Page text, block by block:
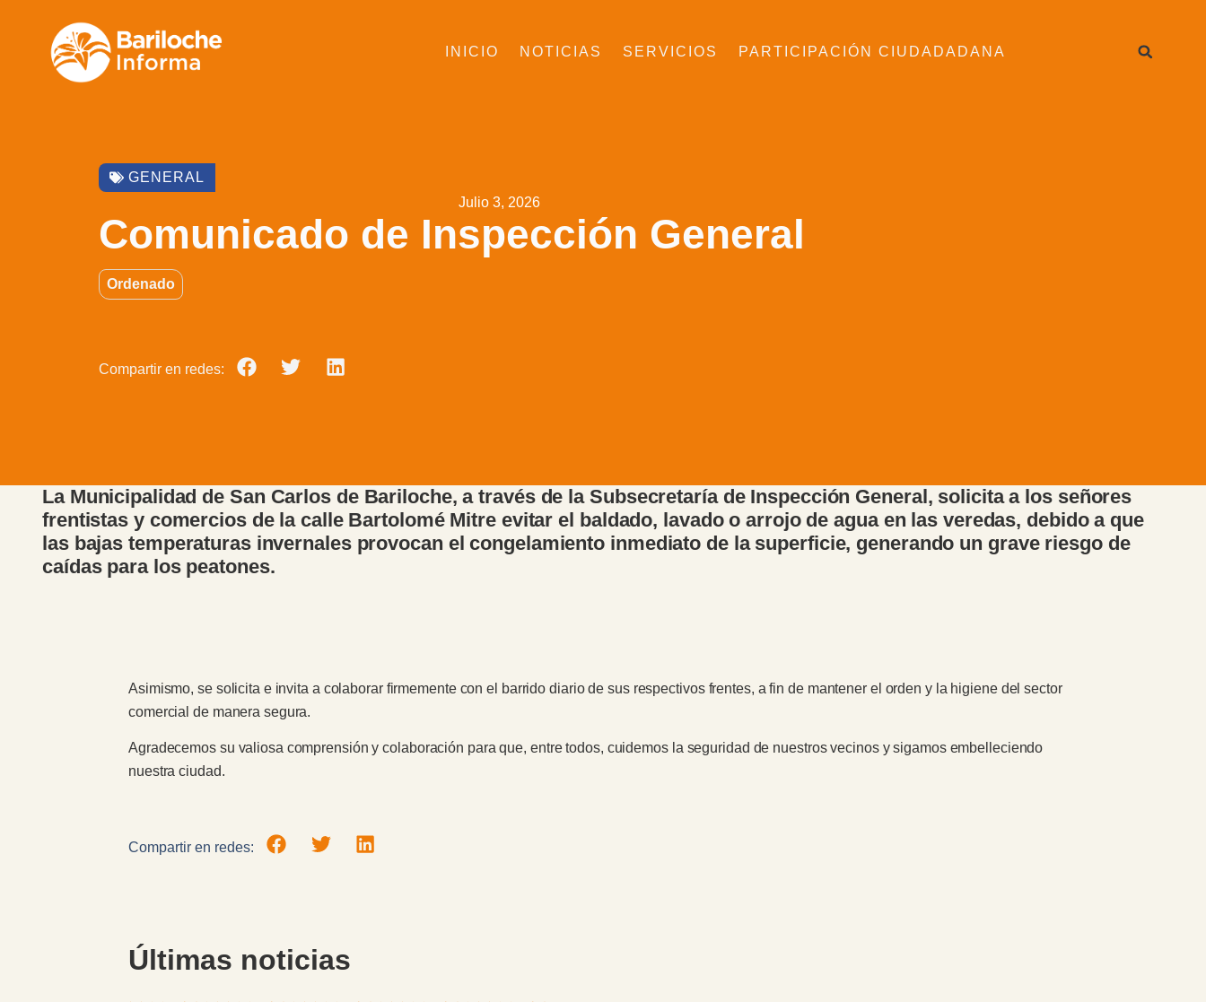
INICIO NOTICIAS SERVICIOS PARTICIPACIÓN CIUDADADANA
GENERAL
Julio 3, 2026
Comunicado de Inspección General
Ordenado
Compartir en redes:
La Municipalidad de San Carlos de Bariloche, a través de la Subsecretaría de Inspección General, solicita a los señores
frentistas y comercios de la calle Bartolomé Mitre evitar el baldado, lavado o arrojo de agua en las veredas, debido a que
las bajas temperaturas invernales provocan el congelamiento inmediato de la superficie, generando un grave riesgo de
caídas para los peatones.
Asimismo, se solicita e invita a colaborar firmemente con el barrido diario de sus respectivos frentes, a fin de mantener el orden y la higiene del sector
comercial de manera segura.
Agradecemos su valiosa comprensión y colaboración para que, entre todos, cuidemos la seguridad de nuestros vecinos y sigamos embelleciendo
nuestra ciudad.
Compartir en redes:
Últimas noticias